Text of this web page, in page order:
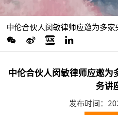
中伦合伙人闵敏律师应邀为多
中伦合伙人闵敏律师应邀为
务讲
发布时间：